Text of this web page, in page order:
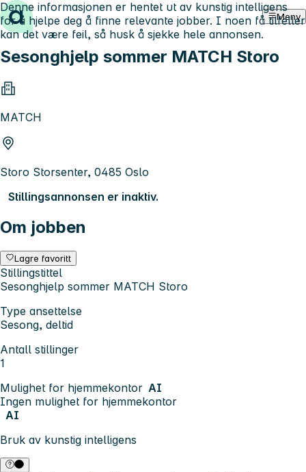
Hopp til innhold Meny
Sesonghjelp sommer MATCH Storo
MATCH
Storo Storsenter, 0485 Oslo
Stillingsannonsen er inaktiv.
Om jobben
Lagre favoritt
Stillingstittel
Sesonghjelp sommer MATCH Storo
Type ansettelse
Sesong, deltid
Antall stillinger
1
Mulighet for hjemmekontor AI
Ingen mulighet for hjemmekontor
AI
Bruk av kunstig intelligens
Denne informasjonen er hentet ut av kunstig intelligens
for å hjelpe deg å finne relevante jobber. I noen få tilfeller
kan det være feil, så husk å sjekke hele annonsen.